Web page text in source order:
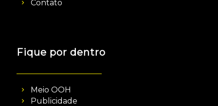
Contato
Fique por dentro
Meio OOH
Publicidade